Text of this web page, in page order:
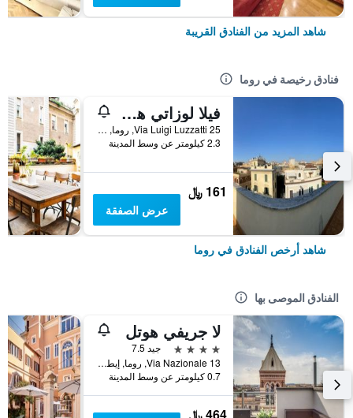
شاهد المزيد من الفنادق القريبة
فنادق رخيصة في روما
فيلا لوزاتي هوستل
25 Via Luigi Luzzatti, روما, إيطاليا
2.3 كيلومتر عن وسط المدينة
161 ﷼
عرض الصفقة
شاهد أرخص الفنادق في روما
الفنادق الموصى بها
لا جريفي هوتل
4 نجوم
جيد 7.5
Via Nazionale 13, روما, إيطاليا
0.7 كيلومتر عن وسط المدينة